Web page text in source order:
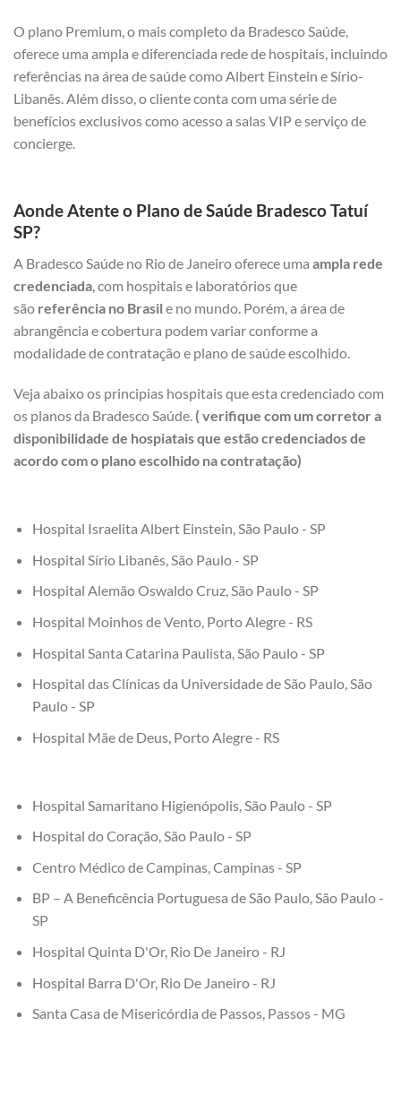
O plano Premium, o mais completo da Bradesco Saúde,
oferece uma ampla e diferenciada rede de hospitais, incluindo
referências na área de saúde como Albert Einstein e Sírio-
Libanês. Além disso, o cliente conta com uma série de
benefícios exclusivos como acesso a salas VIP e serviço de
concierge.
Aonde Atente o Plano de Saúde Bradesco Tatuí
SP?
A Bradesco Saúde no Rio de Janeiro oferece uma ampla rede
credenciada , com hospitais e laboratórios que
são referência no Brasil e no mundo. Porém, a área de
abrangência e cobertura podem variar conforme a
modalidade de contratação e plano de saúde escolhido.
Veja abaixo os principias hospitais que esta credenciado com
os planos da Bradesco Saúde. ( verifique com um corretor a
disponibilidade de hospiatais que estão credenciados de
acordo com o plano escolhido na contratação)
Hospital Israelita Albert Einstein, São Paulo - SP
Hospital Sírio Libanês, São Paulo - SP
Hospital Alemão Oswaldo Cruz, São Paulo - SP
Hospital Moinhos de Vento, Porto Alegre - RS
Hospital Santa Catarina Paulista, São Paulo - SP
Hospital das Clínicas da Universidade de São Paulo, São
Paulo - SP
Hospital Mãe de Deus, Porto Alegre - RS
Hospital Samaritano Higienópolis, São Paulo - SP
Hospital do Coração, São Paulo - SP
Centro Médico de Campinas, Campinas - SP
BP – A Beneficência Portuguesa de São Paulo, São Paulo -
SP
Hospital Quinta D'Or, Rio De Janeiro - RJ
Hospital Barra D'Or, Rio De Janeiro - RJ
Santa Casa de Misericórdia de Passos, Passos - MG